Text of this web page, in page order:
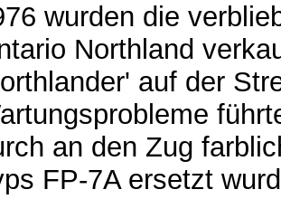
wurden die
Northland
auf der
an den Zug
FP-7A ersetzt